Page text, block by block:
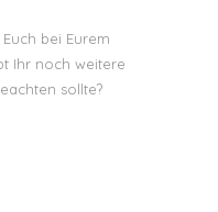
bei Eurem
Ihr noch weitere
sollte?